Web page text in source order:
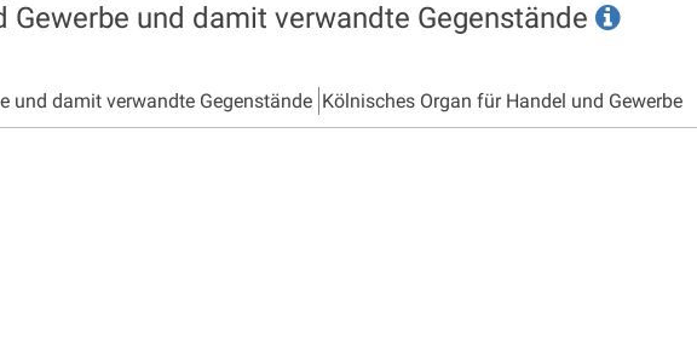
und damit verwandte Gegenstände
und damit verwandte Gegenstände Kölnisches Organ für Handel und Gewerbe